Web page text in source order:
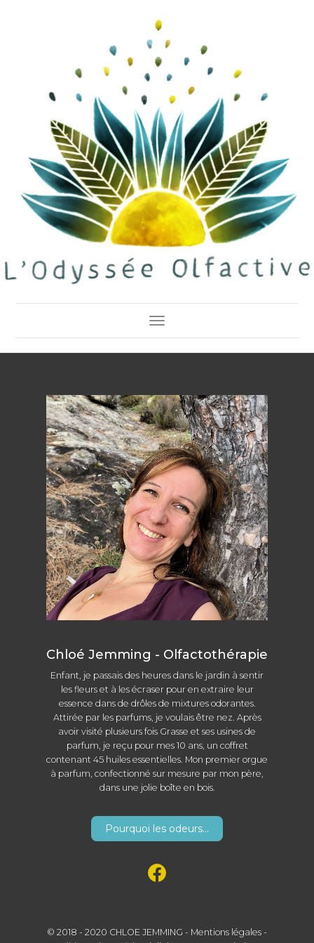
Toggle Navigation
Chloé Jemming - Olfactothérapie
Enfant, je passais des heures dans le jardin à sentir
les fleurs et à les écraser pour en extraire leur
essence dans de drôles de mixtures odorantes.
Attirée par les parfums, je voulais être nez. Après
avoir visité plusieurs fois Grasse et ses usines de
parfum, je reçu pour mes 10 ans, un coffret
contenant 45 huiles essentielles. Mon premier orgue
à parfum, confectionné sur mesure par mon père,
dans une jolie boîte en bois.
Pourquoi les odeurs...
© 2018 - 2020 CHLOE JEMMING - Mentions légales -